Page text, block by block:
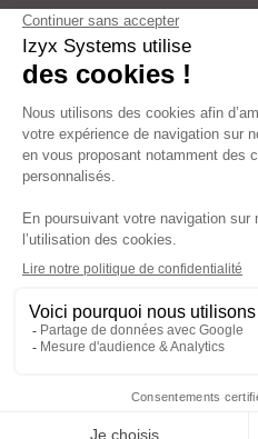
Tous droits
Contrôle des accès et
gâche électrique,